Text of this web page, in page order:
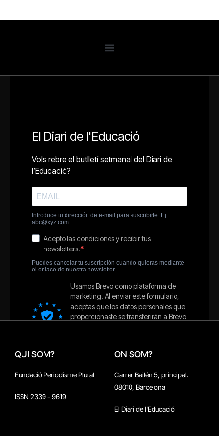
QUI SOM?
Fundació Periodisme Plural
ISSN 2339 - 9619
ON SOM?
Carrer Bailén 5, principal.
08010, Barcelona
El Diari de l'Educació